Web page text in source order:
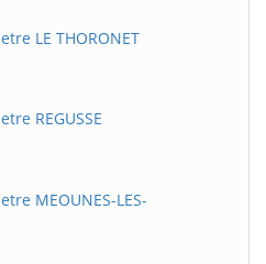
LE THORONET
REGUSSE
MEOUNES-LES-